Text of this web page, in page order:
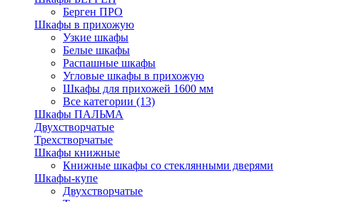
Берген ПРО
Шкафы в прихожую
Узкие шкафы
Белые шкафы
Распашные шкафы
Угловые шкафы в прихожую
Шкафы для прихожей 1600 мм
Все категории (13)
Шкафы ПАЛЬМА
Двухстворчатые
Трехстворчатые
Шкафы книжные
Книжные шкафы со стеклянными дверями
Шкафы-купе
Двухстворчатые